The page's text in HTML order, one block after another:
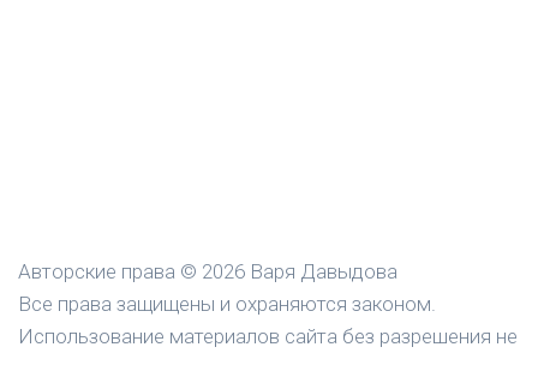
Авторские права © 2026 Варя Давыдова
Все права защищены и охраняются законом.
Использование материалов сайта без разрешения не